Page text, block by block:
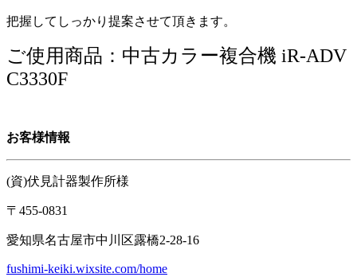
把握してしっかり提案させて頂きます。
ご使用商品：中古カラー複合機 iR-ADV
C3330F
お客様情報
(資)伏見計器製作所様
〒455-0831
愛知県名古屋市中川区露橋2-28-16
fushimi-keiki.wixsite.com/home